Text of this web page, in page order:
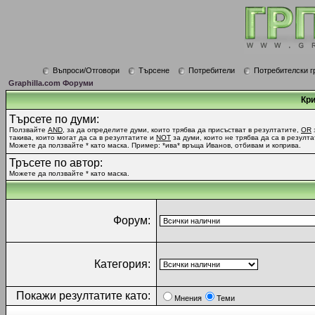
Въпроси/Отговори Търсене Потребители
Потребителски
Graphilla.com Форуми
Търсете по думи:
Ползвайте AND , за да определите думи, които трябва да присъстват в резултатите, OR
такива, които могат да са в резултатите и NOT за думи, които не трябва да са в
Можете да ползвайте * като маска. Пример: *ива* връща Иванов, отбивам и коприва.
Тръсете по автор:
Можете да ползвайте * като маска.
Форум:
Категория:
Покажи резултатите като: Мнения Теми